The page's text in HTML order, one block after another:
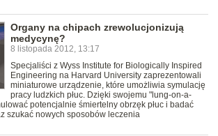
Organy na chipach zrewolucjonizują
medycynę?
8 listopada 2012, 13:17
Specjaliści z Wyss Institute for Biologically Inspired
Engineering na Harvard University zaprezentowali
miniaturowe urządzenie, które umożliwia symulację
pracy ludzkich płuc. Dzięki swojemu "lung-on-a-
potencjalnie śmiertelny obrzęk płuc i badać
szukać nowych sposobów leczenia